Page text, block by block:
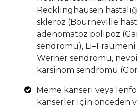
Recklinghausen
skleroz (Bourneville
adenomatöz polipoz
sendromu),
Werner sendromu,
karsinom sendromu
Meme kanseri veya
kanserler için önceden